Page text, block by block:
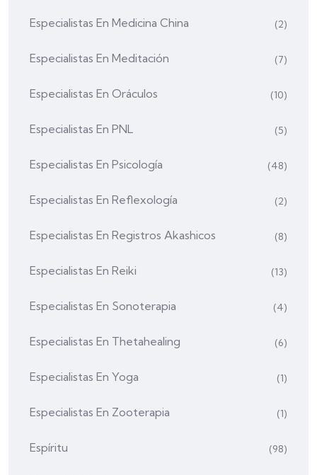
Especialistas En Medicina China (2)
Especialistas En Meditación (7)
Especialistas En Oráculos (10)
Especialistas En PNL (5)
Especialistas En Psicología (48)
Especialistas En Reflexología (2)
Especialistas En Registros Akashicos (8)
Especialistas En Reiki (13)
Especialistas En Sonoterapia (4)
Especialistas En Thetahealing (6)
Especialistas En Yoga (1)
Especialistas En Zooterapia (1)
Espíritu (98)